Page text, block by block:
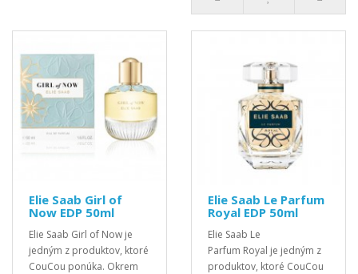
Elie Saab Girl of
Now EDP 50ml
Elie Saab Girl of Now je
jedným z produktov, ktoré
CouCou ponúka. Okrem
Elie Saab Le Parfum
Royal EDP 50ml
Elie Saab Le
Parfum Royal je jedným z
produktov, ktoré CouCou